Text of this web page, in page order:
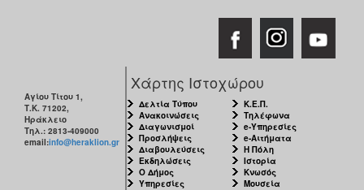
Αγίου Τίτου 1,
Τ.Κ. 71202,
Ηράκλειο
Τηλ.: 2813-409000
email:info@heraklion.gr
Χάρτης Ιστοχώρου
Δελτία Τύπου
Ανακοινώσεις
Διαγωνισμοί
Προσλήψεις
Διαβουλεύσεις
Εκδηλώσεις
Ο Δήμος
Υπηρεσίες
Κ.Ε.Π.
Τηλέφωνα
e-Υπηρεσίες
e-Αιτήματα
Η Πόλη
Ιστορία
Κνωσός
Μουσεία